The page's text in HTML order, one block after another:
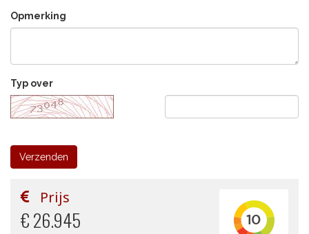
Opmerking
Typ over
Prijs
€ 26.945